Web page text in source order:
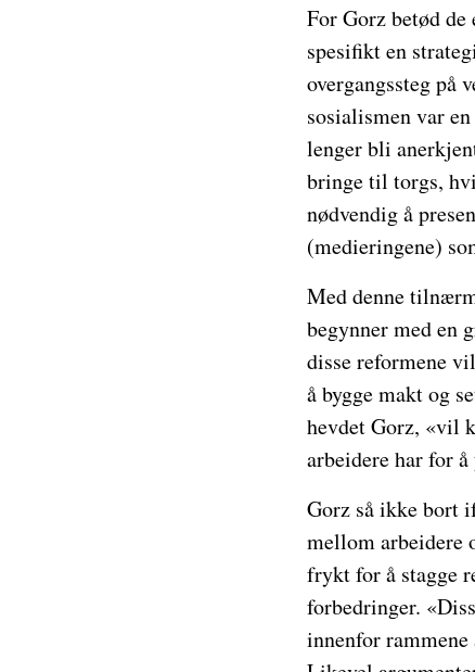
For Gorz betød de
spesifikt en
overgangssteg på
sosialismen var
lenger bli
bringe til torgs,
nødvendig å
(medieringene)
Med denne
begynner med en
disse reformene
å bygge makt og
hevdet Gorz, «vil
arbeidere har for
Gorz så ikke bort
mellom arbeidere
frykt for å stagge
forbedringer.
innenfor